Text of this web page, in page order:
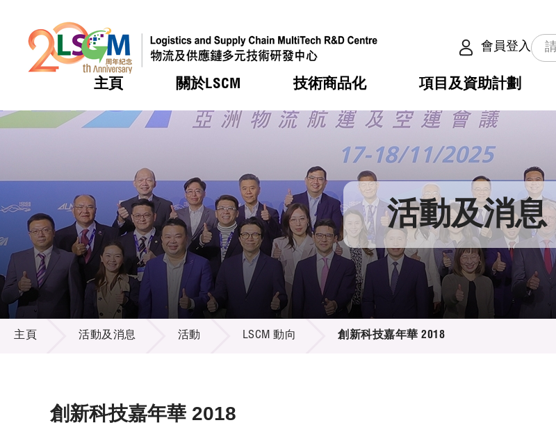
會員登入
主頁 關於LSCM
熱門 機構簡介
組織架構
組織架構
董事局
研究顧問
招標通告
技術商品化
熱門 服務
可獲授權之技術
應用於公共服務之創新技術
重點項目
項目及資助計劃
熱門 合作計劃
資助計劃
資助計劃
稅務優惠
申請
評審
徵求研發項目計劃書
項目資料庫
熱門 活動
獎項
新聞中心
媒體報導
新聞稿
資訊中心
多媒體
出版刊物
熱門 會籍及服務
會員列表
會員登入 活動及消息
活動及消息
主頁 活動及消息 活動 LSCM 動向 創新科技嘉年華 2018
創新科技嘉年華 2018